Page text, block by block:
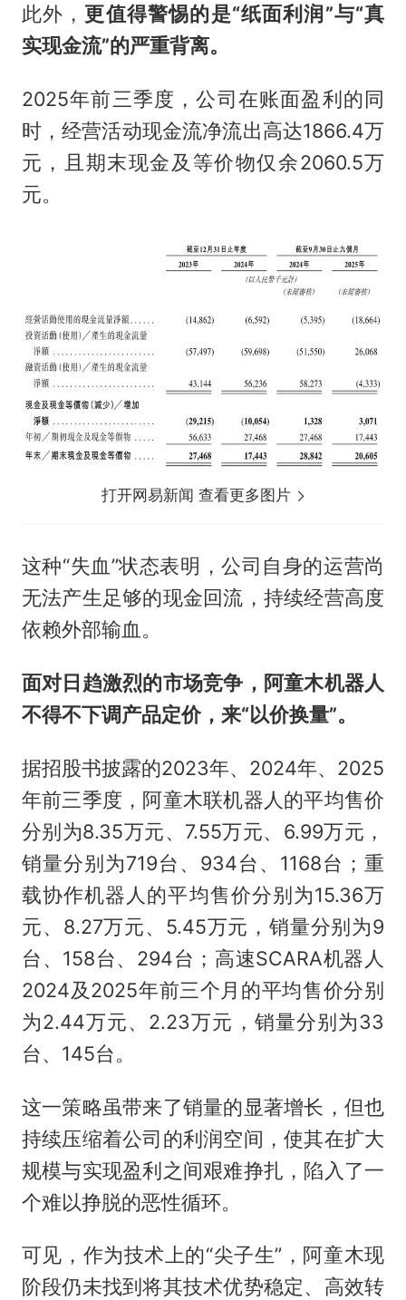
此外， 更值得警惕的是“纸面利润”与“真
实现金流”的严重背离。
2025年前三季度，公司在账面盈利的同
时，经营活动现金流净流出高达1866.4万
元，且期末现金及等价物仅余2060.5万
元。
打开网易新闻 查看更多图片
这种“失血”状态表明，公司自身的运营尚
无法产生足够的现金回流，持续经营高度
依赖外部输血。
面对日趋激烈的市场竞争，阿童木机器人
不得不下调产品定价，来“以价换量”。
据招股书披露的2023年、2024年、2025
年前三季度，阿童木联机器人的平均售价
分别为8.35万元、7.55万元、6.99万元，
销量分别为719台、934台、1168台；重
载协作机器人的平均售价分别为15.36万
元、8.27万元、5.45万元，销量分别为9
台、158台、294台；高速SCARA机器人
2024及2025年前三个月的平均售价分别
为2.44万元、2.23万元，销量分别为33
台、145台。
这一策略虽带来了销量的显著增长，但也
持续压缩着公司的利润空间，使其在扩大
规模与实现盈利之间艰难挣扎，陷入了一
个难以挣脱的恶性循环。
可见，作为技术上的“尖子生”，阿童木现
阶段仍未找到将其技术优势稳定、高效转